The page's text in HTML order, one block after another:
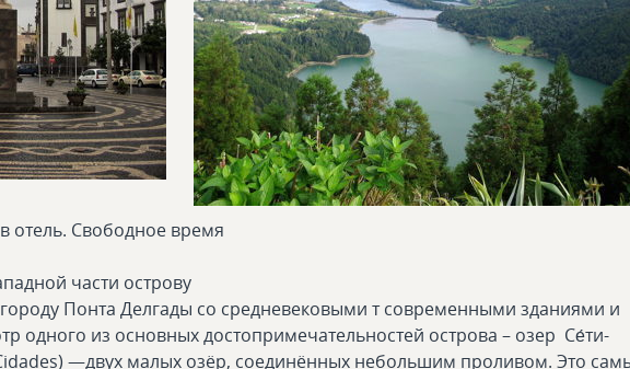
отель. Свободное время
части острову
Понта Делгады со средневековыми т современными зданиями и
одного из основных достопримечательностей острова – озер Се́ти-
—двух малых озёр, соединённых небольшим проливом. Это